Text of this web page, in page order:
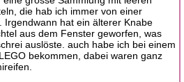
die hab ich immer von einer
Irgendwann hat ein älterer Knabe
aus dem Fenster geworfen, was
auslöste. auch habe ich bei einem
bekommen, dabei waren ganz